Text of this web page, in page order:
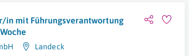
in mit Führungsverantwortung
Landeck